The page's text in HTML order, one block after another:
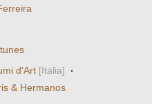
d'Art [Itália] ·
& Hermanos